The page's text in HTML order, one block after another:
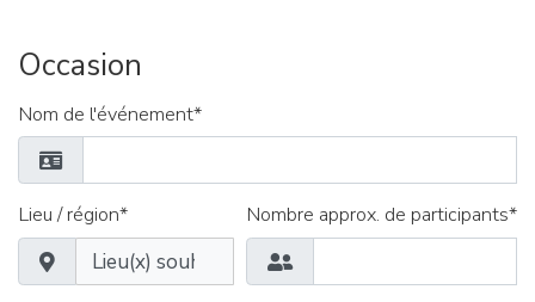
Occasion
Nom de l'événement*
Lieu / région* Nombre approx. de participants*